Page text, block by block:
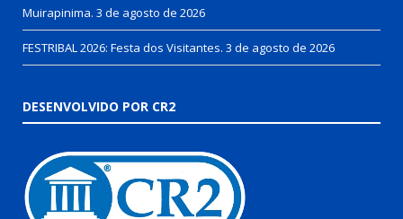
Muirapinima. 3 de agosto de 2026
FESTRIBAL 2026: Festa dos Visitantes. 3 de agosto de 2026
DESENVOLVIDO POR CR2